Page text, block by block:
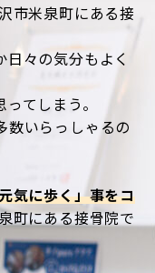
市米泉町にある接
々の気分もよく
てしまう。
数いらっしゃるの
気に歩く」事をコ
町にある接骨院で